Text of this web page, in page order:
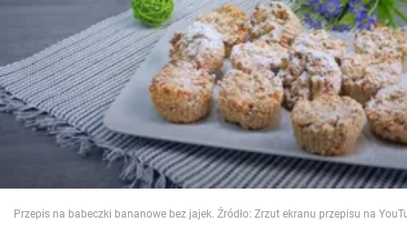
Społeczeństwo
Wojna na Ukrainie
Jedzenie
Przepis na babeczki bananowe bez jajek. Źródło: Zrzut ekranu przepisu na